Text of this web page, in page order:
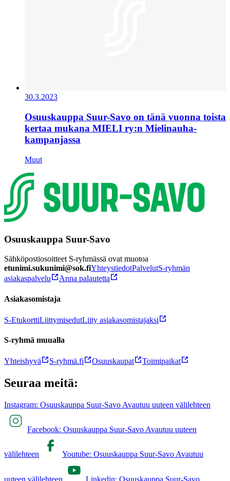
30.3.2023
Osuuskauppa Suur-Savo on tänä vuonna toista
kertaa mukana MIELI ry:n Mielinauha-
kampanjassa
Muut
Osuuskauppa Suur-Savo
Sähköpostiosoitteet S-ryhmässä ovat muotoa
etunimi.sukunimi@sok.fiYhteystiedotPalvelutS-ryhmän
asiakaspalvelu
Anna palautetta
Asiakasomistaja
S-EtukorttiLiittymisedutLiity asiakasomistajaksi
S-ryhmä muualla
Yhteishyvä S-ryhmä.fi Osuuskaupat Toimipaikat
Seuraa meitä:
Instagram: Osuuskauppa Suur-Savo Avautuu uuteen välilehteen
Facebook: Osuuskauppa Suur-Savo Avautuu uuteen
välilehteen Youtube: Osuuskauppa Suur-Savo Avautuu